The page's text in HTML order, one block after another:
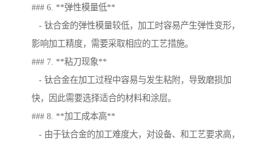
### 6. **弹性模量低**
- 钛合金的弹性模量较低，加工时容易产生弹性变形，
影响加工精度，需要采取相应的工艺措施。
### 7. **粘刀现象**
- 钛合金在加工过程中容易与发生粘附，导致磨损加
快，因此需要选择适合的材料和涂层。
### 8. **加工成本高**
- 由于钛合金的加工难度大，对设备、和工艺要求高，